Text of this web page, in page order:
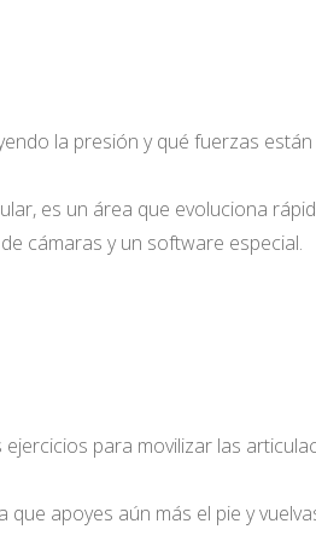
la presión y qué fuerzas
es un área que evoluciona
cámaras y un software especial.
para movilizar las
apoyes aún más el pie y